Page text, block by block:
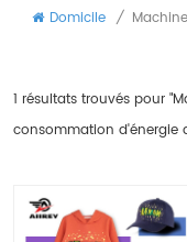
Domicile /
1 résultats trouvés pour
consommation d'énergie